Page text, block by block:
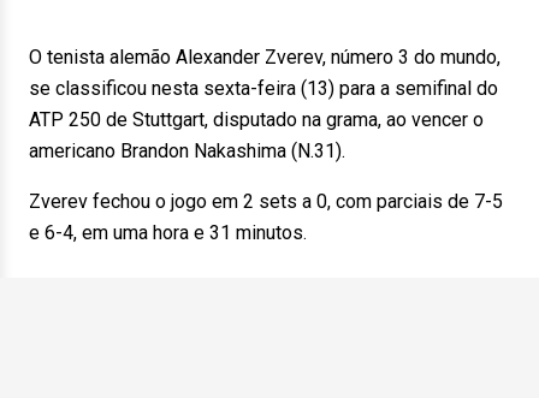
O tenista alemão Alexander Zverev, número 3 do mundo,
se classificou nesta sexta-feira (13) para a semifinal do
ATP 250 de Stuttgart, disputado na grama, ao vencer o
americano Brandon Nakashima (N.31).
Zverev fechou o jogo em 2 sets a 0, com parciais de 7-5
e 6-4, em uma hora e 31 minutos.